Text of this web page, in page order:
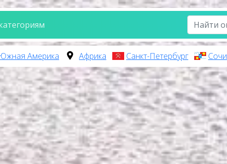
Америка Африка Санкт-Петербург Сочи